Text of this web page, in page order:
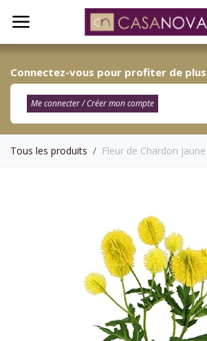
Connectez-vous pour profiter de
Me connecter / Créer mon compte​
Tous les produits Fleur de Chardon jaune